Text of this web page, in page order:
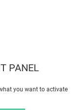
PANEL
you want to activate